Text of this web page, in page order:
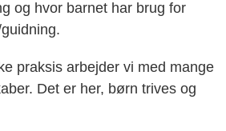
og hvor barnet har brug for
praksis arbejder vi med mange
Det er her, børn trives og